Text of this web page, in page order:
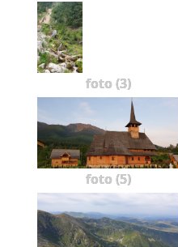
foto (3)
foto (5)